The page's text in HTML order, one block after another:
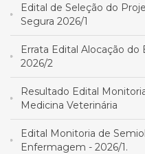
Edital de Seleção do
Segura 2026/1
Errata Edital Alocação
2026/2
Resultado Edital
Medicina Veterinária
Edital Monitoria de
Enfermagem - 2026/1.